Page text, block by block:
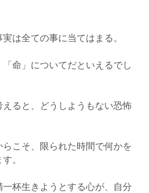
は全ての事に当てはまる。
命」についてだといえるでし
ると、どうしようもない恐怖
こそ、限られた時間で何かを
。
杯生きようとする心が、自分